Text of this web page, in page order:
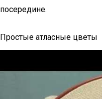
посередине.
Простые атласные цветы